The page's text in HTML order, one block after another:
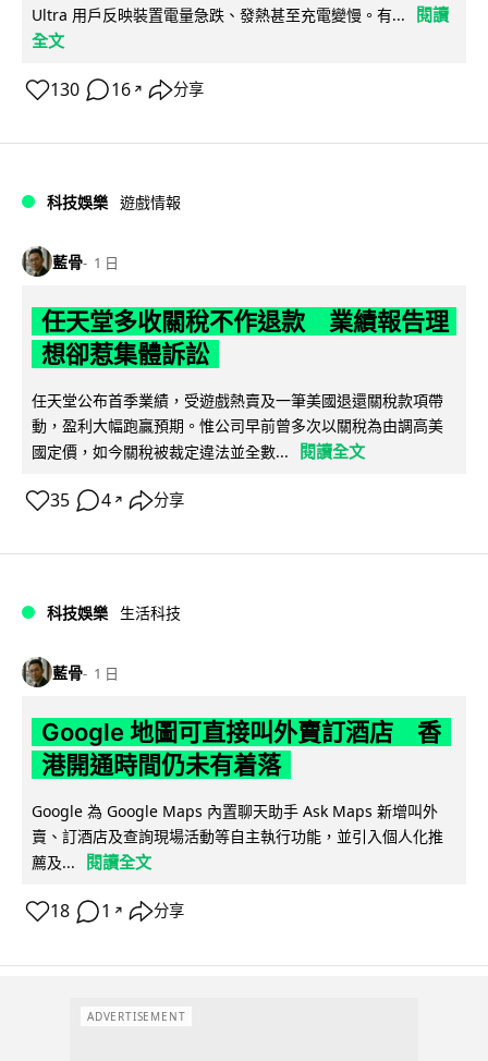
Ultra 用戶反映裝置電量急跌、發熱甚至充電變慢。有...
閱讀
全文
130 16 ↗ 分享
科技娛樂 遊戲情報
藍骨 1 日
任天堂多收關稅不作退款 業績報告理
想卻惹集體訴訟
任天堂公布首季業績，受遊戲熱賣及一筆美國退還關稅款項帶
動，盈利大幅跑贏預期。惟公司早前曾多次以關稅為由調高美
國定價，如今關稅被裁定違法並全數...
閱讀全文
35 4 ↗ 分享
科技娛樂 生活科技
藍骨 1 日
Google 地圖可直接叫外賣訂酒店 香
港開通時間仍未有着落
Google 為 Google Maps 內置聊天助手 Ask Maps 新增叫外
賣、訂酒店及查詢現場活動等自主執行功能，並引入個人化推
薦及...
閱讀全文
18 1 ↗ 分享
ADVERTISEMENT